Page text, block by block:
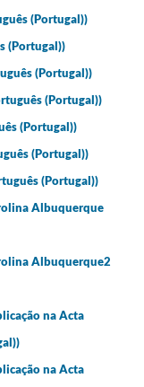
(Portugal))
(Portugal))
(Portugal))
(Portugal))
(Portugal))
(Portugal))
(Portugal))
Albuquerque
Albuquerque2
na Acta
na Acta